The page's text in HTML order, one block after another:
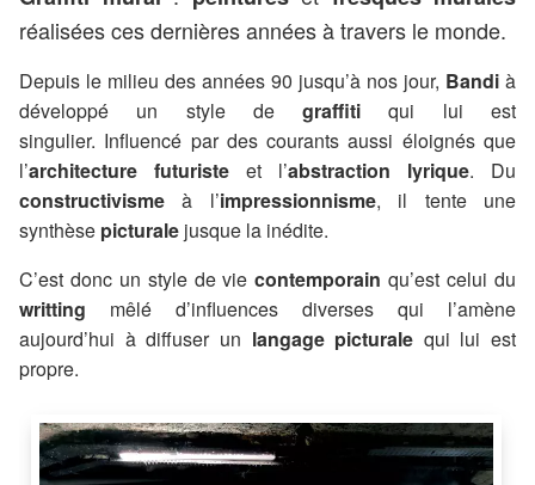
réalisées ces dernières années à travers le monde.
Depuis le milieu des années 90 jusqu’à nos jour, Bandi à
développé un style degraffiti qui lui est
singulier. Influencé par des courants aussi éloignés que
l’architecture futuriste et l’abstraction lyrique. Du
constructivisme à l’impressionnisme, il tente une
synthèse picturale jusque la inédite.
C’est donc un style de viecontemporain qu’est celui du
writting mêlé d’influences diverses qui l’amène
aujourd’hui à diffuser un langage picturale qui lui est
propre.